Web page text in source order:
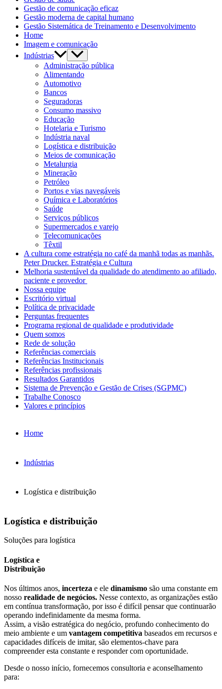
Gestão de comunicação eficaz
Gestão moderna de capital humano
Gestão Sistemática de Treinamento e Desenvolvimento
Home
Imagem e comunicação
Indústrias
Administração pública
Alimentando
Automotivo
Bancos
Seguradoras
Consumo massivo
Educação
Hotelaria e Turismo
Indústria naval
Logística e distribuição
Meios de comunicação
Metalurgia
Mineração
Petróleo
Portos e vias navegáveis
Química e Laboratórios
Saúde
Serviços públicos
Supermercados e varejo
Telecomunicações
Têxtil
A cultura come estratégia no café da manhã todas as manhãs.
Peter Drucker. Estratégia e Cultura
Melhoria sustentável da qualidade do atendimento ao afiliado,
paciente e provedor
Nossa equipe
Escritório virtual
Política de privacidade
Perguntas frequentes
Programa regional de qualidade e produtividade
Quem somos
Rede de solução
Referências comerciais
Referências Institucionais
Referências profissionais
Resultados Garantidos
Sistema de Prevenção e Gestão de Crises (SGPMC)
Trabalhe Conosco
Valores e princípios
Home
Indústrias
Logística e distribuição
Logística e distribuição
Soluções para logística
Logística e
Distribuição
Nos últimos anos, incerteza e ele dinamismo são uma constante em
nosso realidade de negócios. Nesse contexto, as organizações estão
em contínua transformação, por isso é difícil pensar que continuarão
operando indefinidamente da mesma forma.
Assim, a visão estratégica do negócio, profundo conhecimento do
meio ambiente e um vantagem competitiva baseados em recursos e
capacidades difíceis de imitar, são elementos-chave para
compreender esta constante e responder com oportunidade.
Desde o nosso início, fornecemos consultoria e aconselhamento
para: